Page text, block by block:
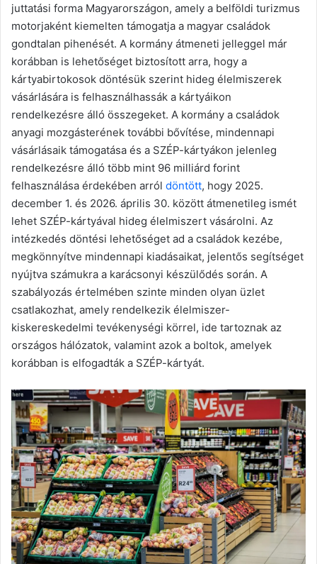
juttatási forma Magyarországon, amely a belföldi turizmus
motorjaként kiemelten támogatja a magyar családok
gondtalan pihenését. A kormány átmeneti jelleggel már
korábban is lehetőséget biztosított arra, hogy a
kártyabirtokosok döntésük szerint hideg élelmiszerek
vásárlására is felhasználhassák a kártyáikon
rendelkezésre álló összegeket. A kormány a családok
anyagi mozgásterének további bővítése, mindennapi
vásárlásaik támogatása és a SZÉP-kártyákon jelenleg
rendelkezésre álló több mint 96 milliárd forint
felhasználása érdekében arról döntött, hogy 2025.
december 1. és 2026. április 30. között átmenetileg ismét
lehet SZÉP-kártyával hideg élelmiszert vásárolni. Az
intézkedés döntési lehetőséget ad a családok kezébe,
megkönnyítve mindennapi kiadásaikat, jelentős segítséget
nyújtva számukra a karácsonyi készülődés során. A
szabályozás értelmében szinte minden olyan üzlet
csatlakozhat, amely rendelkezik élelmiszer-
kiskereskedelmi tevékenységi körrel, ide tartoznak az
országos hálózatok, valamint azok a boltok, amelyek
korábban is elfogadták a SZÉP-kártyát.